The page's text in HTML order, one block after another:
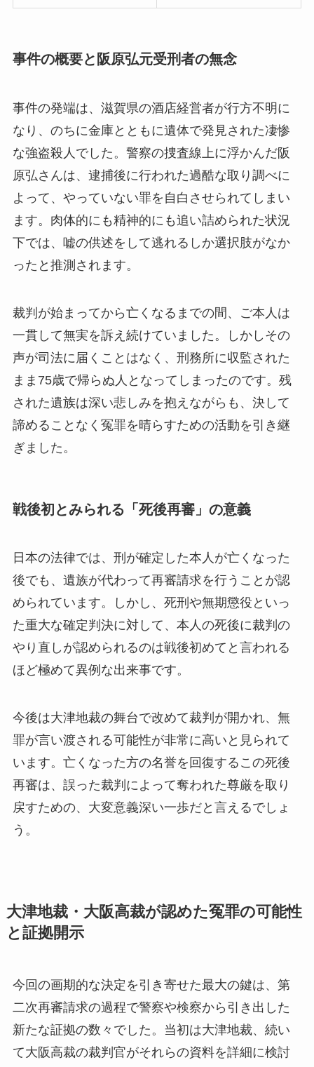
事件の概要と阪原弘元受刑者の無念
事件の発端は、滋賀県の酒店経営者が行方不明に
なり、のちに金庫とともに遺体で発見された凄惨
な強盗殺人でした。警察の捜査線上に浮かんだ阪
原弘さんは、逮捕後に行われた過酷な取り調べに
よって、やっていない罪を自白させられてしまい
ます。肉体的にも精神的にも追い詰められた状況
下では、嘘の供述をして逃れるしか選択肢がなか
ったと推測されます。
裁判が始まってから亡くなるまでの間、ご本人は
一貫して無実を訴え続けていました。しかしその
声が司法に届くことはなく、刑務所に収監された
まま75歳で帰らぬ人となってしまったのです。残
された遺族は深い悲しみを抱えながらも、決して
諦めることなく冤罪を晴らすための活動を引き継
ぎました。
戦後初とみられる「死後再審」の意義
日本の法律では、刑が確定した本人が亡くなった
後でも、遺族が代わって再審請求を行うことが認
められています。しかし、死刑や無期懲役といっ
た重大な確定判決に対して、本人の死後に裁判の
やり直しが認められるのは戦後初めてと言われる
ほど極めて異例な出来事です。
今後は大津地裁の舞台で改めて裁判が開かれ、無
罪が言い渡される可能性が非常に高いと見られて
います。亡くなった方の名誉を回復するこの死後
再審は、誤った裁判によって奪われた尊厳を取り
戻すための、大変意義深い一歩だと言えるでしょ
う。
大津地裁・大阪高裁が認めた冤罪の可能性
と証拠開示
今回の画期的な決定を引き寄せた最大の鍵は、第
二次再審請求の過程で警察や検察から引き出した
新たな証拠の数々でした。当初は大津地裁、続い
て大阪高裁の裁判官がそれらの資料を詳細に検討